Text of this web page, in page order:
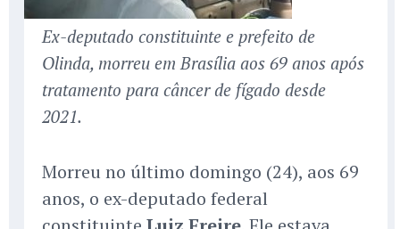
Ex-deputado constituinte e prefeito de
Olinda, morreu em Brasília aos 69 anos após
tratamento para câncer de fígado desde
2021.
Morreu no último domingo (24), aos 69
anos, o ex-deputado federal